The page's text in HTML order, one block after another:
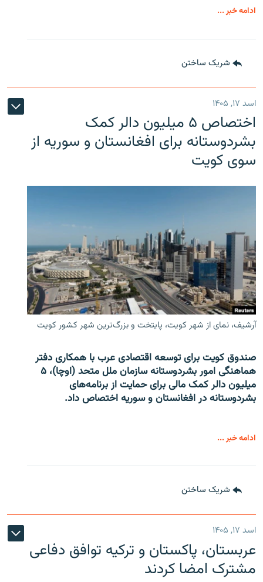
ادامه خبر ...
شریک ساختن
اسد ۱۷, ۱۴۰۵
اختصاص ۵ میلیون دالر کمک
بشردوستانه برای افغانستان و سوریه از
سوی کویت
آرشیف، نمای از شهر کویت، پایتخت و بزرگ‌ترین شهر کشور کویت
صندوق کویت برای توسعه اقتصادی عرب با همکاری دفتر
هماهنگی امور بشردوستانه سازمان ملل متحد (اوچا)، ۵
میلیون دالر کمک مالی برای حمایت از برنامه‌های
بشردوستانه در افغانستان و سوریه اختصاص داد.
ادامه خبر ...
شریک ساختن
اسد ۱۷, ۱۴۰۵
عربستان، پاکستان و ترکیه توافق دفاعی
مشترک امضا کردند